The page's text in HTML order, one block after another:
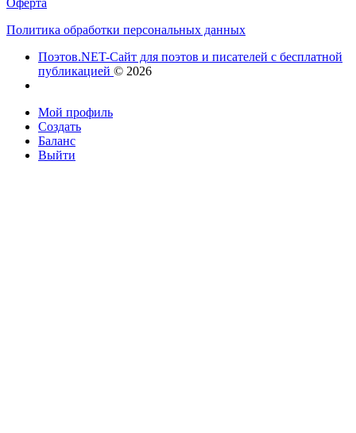
Оферта
Политика обработки персональных данных
Поэтов.NET-Сайт для поэтов и писателей с бесплатной
публикацией © 2026
Мой профиль
Создать
Баланс
Выйти